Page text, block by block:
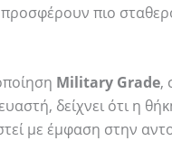
πιο
Military Grade,
δείχνει ότι η
με έμφαση στην